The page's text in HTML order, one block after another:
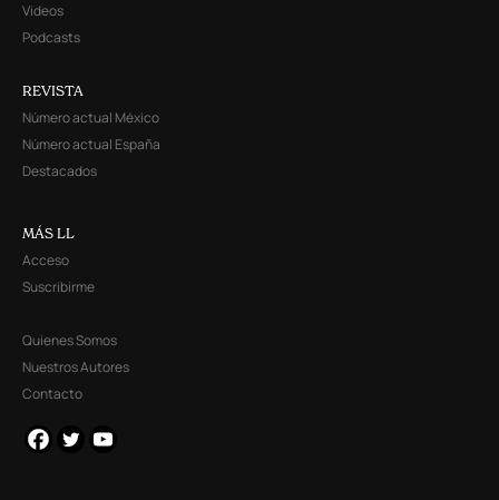
Videos
Podcasts
REVISTA
Número actual México
Número actual España
Destacados
MÁS LL
Acceso
Suscribirme
Quienes Somos
Nuestros Autores
Contacto